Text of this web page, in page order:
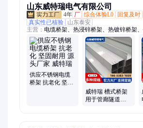
山东威特瑞电气有限公司
4年 厂 综合体验L0 回复及时
真实性已核验
山东泰安
主营： 电缆桥架、热浸锌桥架、热镀锌桥架、
架、梯式桥架、线槽
供应不锈钢电缆
桥架 抗老化 坚固
威特瑞 槽式桥架
用于管廊隧道等